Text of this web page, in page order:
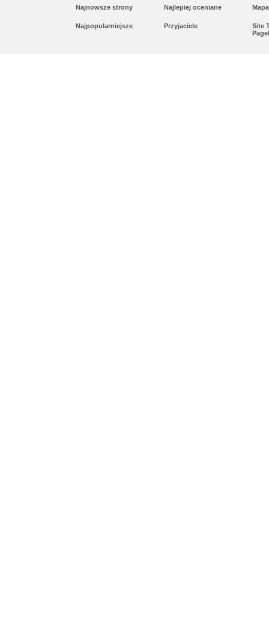
Najnowsze strony Najlepiej oceniane
Najpopularniejsze Przyjaciele
Site